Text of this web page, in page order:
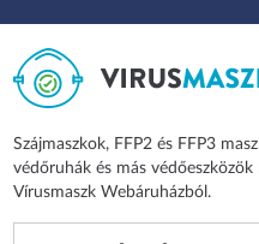
Szájmaszkok, FFP2 és FFP3
védőruhák és más
Vírusmaszk Webáruházból.